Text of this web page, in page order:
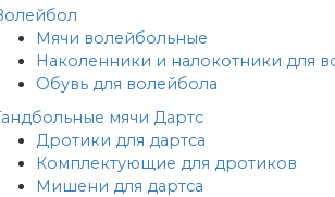
Мячи волейбольные
Наколенники и налокотники для
Обувь для волейбола
мячи Дартс
Дротики для дартса
Комплектующие для дротиков
Мишени для дартса